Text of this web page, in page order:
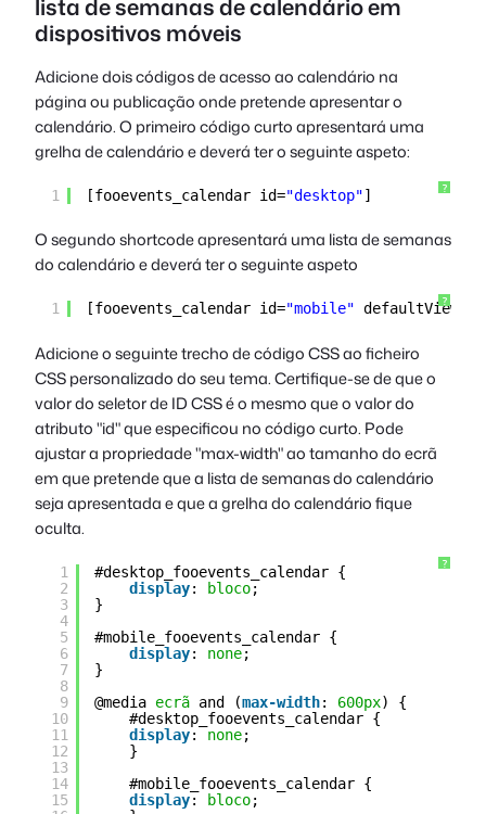
lista de semanas de calendário em
dispositivos móveis
Adicione dois códigos de acesso ao calendário na
página ou publicação onde pretende apresentar o
calendário. O primeiro código curto apresentará uma
grelha de calendário e deverá ter o seguinte aspeto:
?
1 [fooevents_calendar id="desktop"]
O segundo shortcode apresentará uma lista de semanas
do calendário e deverá ter o seguinte aspeto
?
1 [fooevents_calendar id="mobile" defaultView=
Adicione o seguinte trecho de código CSS ao ficheiro
CSS personalizado do seu tema. Certifique-se de que o
valor do seletor de ID CSS é o mesmo que o valor do
atributo "id" que especificou no código curto. Pode
ajustar a propriedade "max-width" ao tamanho do ecrã
em que pretende que a lista de semanas do calendário
seja apresentada e que a grelha do calendário fique
oculta.
?
1
2
3
4
5
6
7
8
9
10
11
12
13
14
15
#desktop_fooevents_calendar {
display: bloco;
}
#mobile_fooevents_calendar {
display: none;
}
@media ecrã and (max-width: 600px) {
#desktop_fooevents_calendar {
display: none;
}
#mobile_fooevents_calendar {
display: bloco;